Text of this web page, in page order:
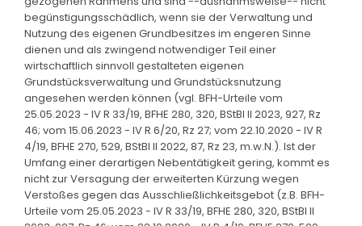
begünstigungsschädlich, wenn sie der Verwaltung und
Nutzung des eigenen Grundbesitzes im engeren Sinne
dienen und als zwingend notwendiger Teil einer
wirtschaftlich sinnvoll gestalteten eigenen
Grundstücksverwaltung und Grundstücksnutzung
angesehen werden können (vgl. BFH-Urteile vom
25.05.2023 - IV R 33/19, BFHE 280, 320, BStBl II 2023, 927, Rz
46; vom 15.06.2023 - IV R 6/20, Rz 27; vom 22.10.2020 - IV R
4/19, BFHE 270, 529, BStBl II 2022, 87, Rz 23, m.w.N.). Ist der
Umfang einer derartigen Nebentätigkeit gering, kommt es
nicht zur Versagung der erweiterten Kürzung wegen
Verstoßes gegen das Ausschließlichkeitsgebot (z.B. BFH-
Urteile vom 25.05.2023 - IV R 33/19, BFHE 280, 320, BStBl II